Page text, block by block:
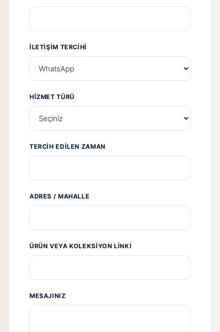
İLETIŞIM TERCIHI
HIZMET TÜRÜ
TERCIH EDILEN ZAMAN
ADRES / MAHALLE
ÜRÜN VEYA KOLEKSIYON LINKI
MESAJINIZ